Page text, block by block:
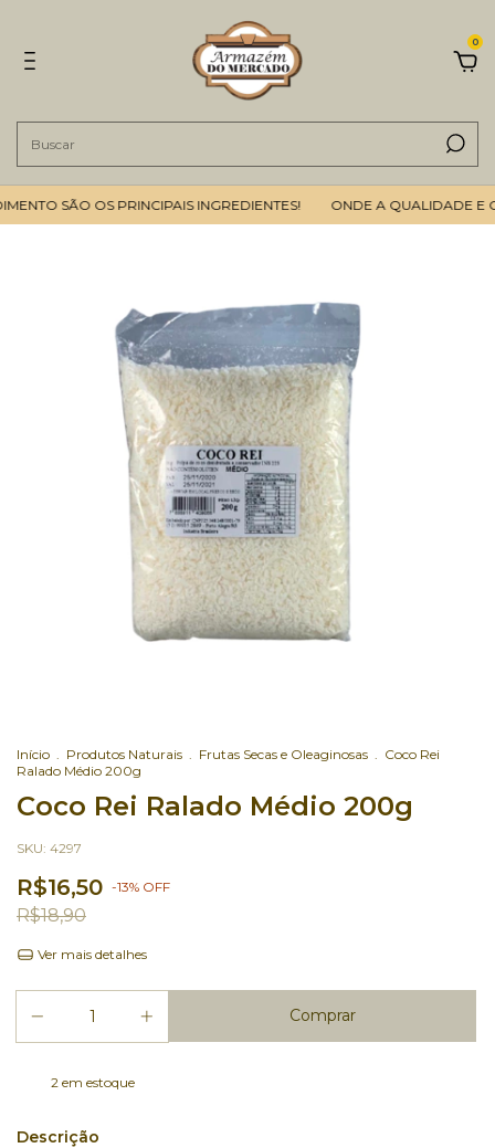
0
SÃO OS PRINCIPAIS INGREDIENTES! ONDE A QUALIDADE E O
Início . Produtos Naturais . Frutas Secas e Oleaginosas . Coco Rei
Ralado Médio 200g
Coco Rei Ralado Médio 200g
SKU: 4297
R$16,50 -13% OFF
R$18,90
Ver mais detalhes
2em estoque
Descrição